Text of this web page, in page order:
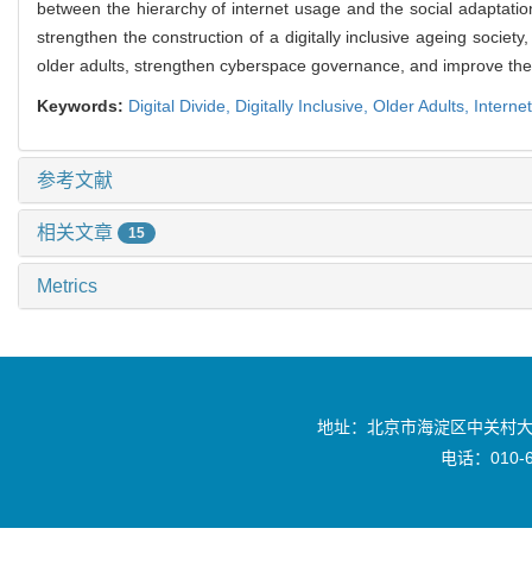
between the hierarchy of internet usage and the social
strengthen the construction of a digitally inclusive ageing
older adults, strengthen cyberspace governance, and improve
Keywords: Digital Divide, Digitally Inclusive, Older Adults,
参考文献
相关文章 15
Metrics
地址：北京市海淀区中关村
电话：